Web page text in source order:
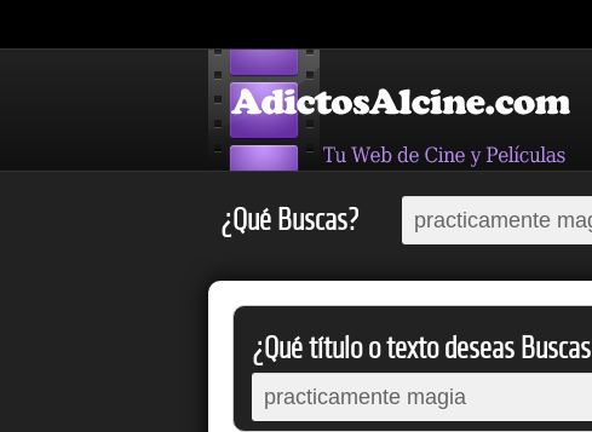
¿Qué Buscas?
¿Qué título o texto deseas